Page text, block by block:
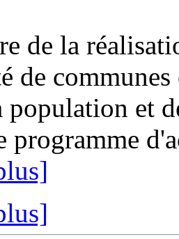
de la
de
population et
programme